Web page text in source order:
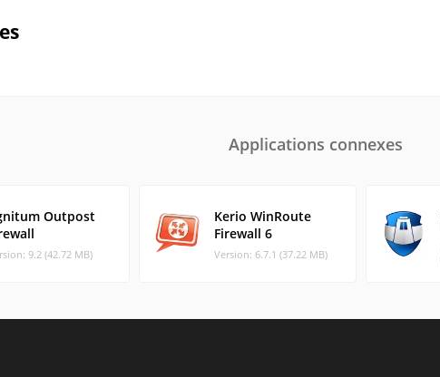
Applications connexes
Outpost
9.2 (42.72 MB)
Kerio WinRoute
Firewall 6
Version: 6.7.1 (37.22 MB)